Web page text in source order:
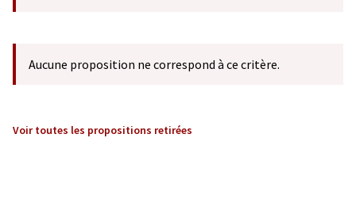
Aucune proposition ne correspond à ce critère.
Voir toutes les propositions retirées